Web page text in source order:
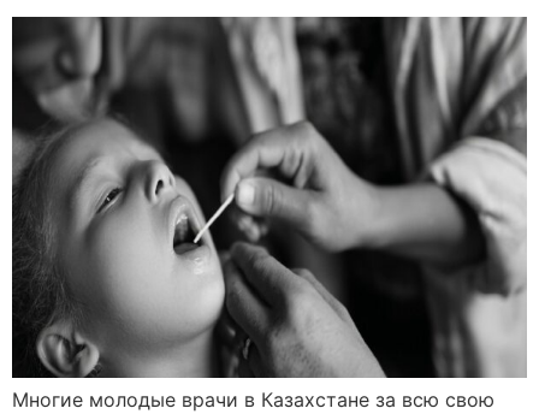
Многие молодые врачи в Казахстане за всю свою